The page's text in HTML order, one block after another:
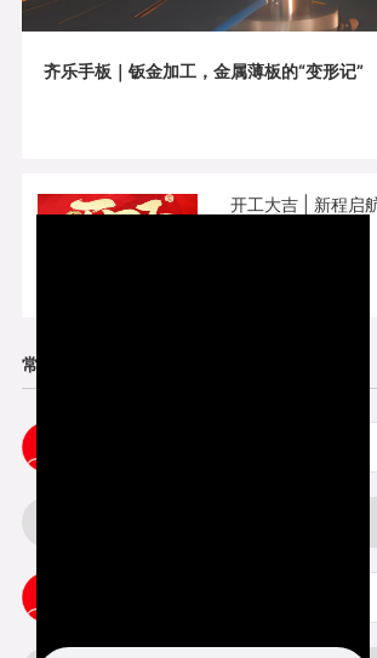
齐乐手板｜钣金加工，金属薄板的“变形记”
开工大吉 | 新程启
常见问题